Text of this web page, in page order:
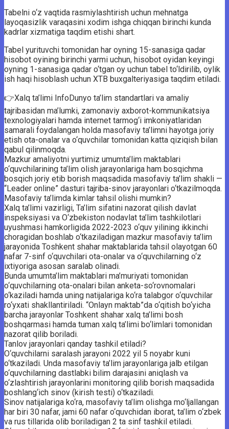
Tabelni o‘z vaqtida rasmiylashtirish uchun mehnatga
layoqasizlik varaqasini xodim ishga chiqqan birinchi kunda
kadrlar xizmatiga taqdim etishi shart.
Tabel yurituvchi tomonidan har oyning 15-sanasiga qadar
hisobot oyining birinchi yarmi uchun, hisobot oyidan keyingi
oyning 1-sanasiga qadar o‘tgan oy uchun tabel to‘ldirilib, oylik
ish haqi hisoblash uchun XTB buxgalteriyasiga taqdim etiladi.
👉Xalq ta’limi InfoDunyo ta’lim standartlari va amaliy
tajribasidan ma’lumki, zamonaviy axborot-kommunikatsiya
texnologiyalari hamda internet tarmog‘i imkoniyatlaridan
samarali foydalangan holda masofaviy ta’limni hayotga joriy
etish ota-onalar va o‘quvchilar tomonidan katta qiziqish bilan
qabul qilinmoqda.
Mazkur amaliyotni yurtimiz umumta’lim maktablari
o‘quvchilarining ta’lim olish jarayonlariga ham bosqichma
bosqich joriy etib borish maqsadida masofaviy ta’lim shakli —
“Leader online” dasturi tajriba-sinov jarayonlari o‘tkazilmoqda.
Masofaviy ta’limda kimlar tahsil olishi mumkin?
Xalq ta’limi vazirligi, Ta’lim sifatini nazorat qilish davlat
inspeksiyasi va O‘zbekiston nodavlat ta’lim tashkilotlari
uyushmasi hamkorligida 2022-2023 o‘quv yilining ikkinchi
choragidan boshlab o‘tkaziladigan mazkur masofaviy ta’lim
jarayonida Toshkent shahar maktablarida tahsil olayotgan 60
nafar 7-sinf o‘quvchilari ota-onalar va o‘quvchilarning o‘z
ixtiyoriga asosan saralab olinadi.
Bunda umumta’lim maktablari ma’muriyati tomonidan
o‘quvchilarning ota-onalari bilan anketa-so‘rovnomalari
o‘kaziladi hamda uning natijalariga ko‘ra talabgor o‘quvchilar
ro‘yxati shakllantiriladi. “Onlayn maktab”da o‘qitish bo‘yicha
barcha jarayonlar Toshkent shahar xalq ta’limi bosh
boshqarmasi hamda tuman xalq ta’limi bo‘limlari tomonidan
nazorat qilib boriladi.
Tanlov jarayonlari qanday tashkil etiladi?
O‘quvchilarni saralash jarayoni 2022 yil 5 noyabr kuni
o‘tkaziladi. Unda masofaviy ta’lim jarayonlariga jalb etilgan
o‘quvchilarning dastlabki bilim darajasini aniqlash va
o‘zlashtirish jarayonlarini monitoring qilib borish maqsadida
boshlang‘ich sinov (kirish testi) o‘tkaziladi.
Sinov natijalariga ko‘ra, masofaviy ta’lim olishga mo‘ljallangan
har biri 30 nafar, jami 60 nafar o‘quvchidan iborat, ta’lim o‘zbek
va rus tillarida olib boriladigan 2 ta sinf tashkil etiladi.